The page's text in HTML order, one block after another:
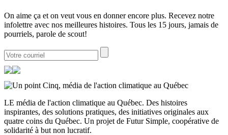
On aime ça et on veut vous en donner encore plus. Recevez notre
infolettre avec nos meilleures histoires. Tous les 15 jours, jamais de
pourriels, parole de scout!
LE média de l'action climatique au Québec. Des histoires
inspirantes, des solutions pratiques, des initiatives originales aux
quatre coins du Québec. Un projet de Futur Simple, coopérative de
solidarité à but non lucratif.